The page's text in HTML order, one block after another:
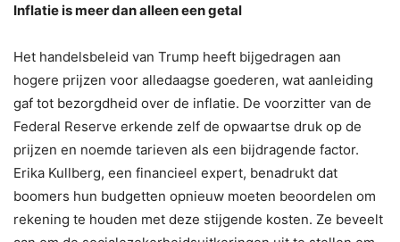
Inflatie is meer dan alleen een getal
Het handelsbeleid van Trump heeft bijgedragen aan
hogere prijzen voor alledaagse goederen, wat aanleiding
gaf tot bezorgdheid over de inflatie. De voorzitter van de
Federal Reserve erkende zelf de opwaartse druk op de
prijzen en noemde tarieven als een bijdragende factor.
Erika Kullberg, een financieel expert, benadrukt dat
boomers hun budgetten opnieuw moeten beoordelen om
rekening te houden met deze stijgende kosten. Ze beveelt